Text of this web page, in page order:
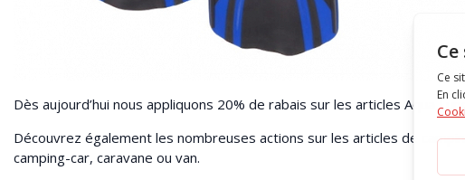
Dès aujourd’hui nous appliquons 20% de rabais sur les articles Aqua
Découvrez également les nombreuses actions sur les articles de
camping-car, caravane ou van.